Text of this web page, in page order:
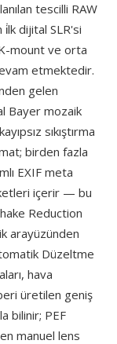
tescilli RAW
i̇lk dijital SLR'si
mount ve orta
etmektedir.
gelen
Bayer mozaik
sıkıştırma
birden fazla
EXIF meta
içerir — bu
Reduction
arayüzünden
Düzeltme
hava
üretilen geniş
bilinir; PEF
manuel lens